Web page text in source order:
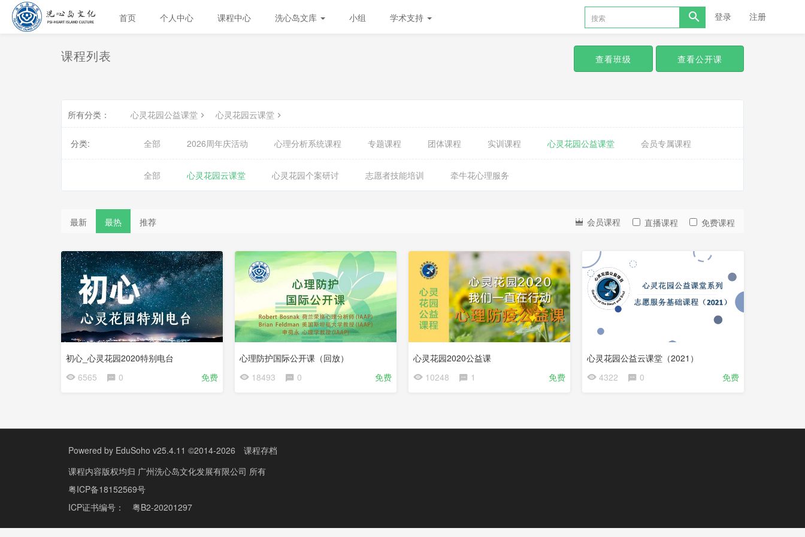
首页 个人中心 课程中心 洗心岛文库 小组 学术支持 登录 注册
课程列表 查看班级 查看公开课
所有分类： 心灵花园公益课堂 心灵花园云课堂
分类: 全部 2026周年庆活动 心理分析系统课程 专题课程 团体课程 实训课程 心灵花园公益课堂 会员专属课程
全部 心灵花园云课堂 心灵花园个案研讨 志愿者技能培训 牵牛花心理服务
最新 最热 推荐 会员课程 直播课程 免费课程
初心_心灵花园2020特别电台
6565
0 免费
心理防护国际公开课（回放）
18493
0 免费
心灵花园2020公益课
10248
1 免费
心灵花园公益云课堂（2021）
4322
0 免费
Powered by EduSoho v25.4.11 ©2014-2026
课程存档
课程内容版权均归 广州洗心岛文化发展有限公司 所有
粤ICP备18152569号
ICP证书编号：
粤B2-20201297